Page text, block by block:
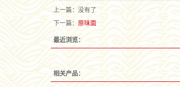
上一篇：没有了
下一篇：原味面
最近浏览：
相关产品：